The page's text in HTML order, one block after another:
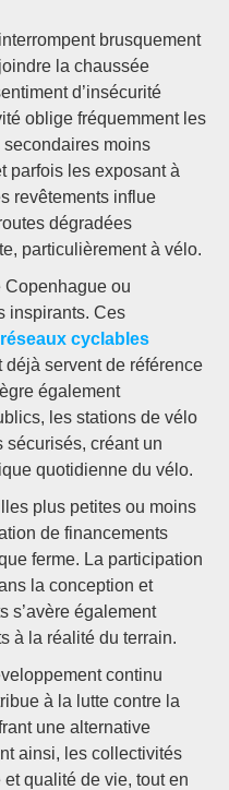
brusquement
la chaussée
d’insécurité
oblige fréquemment les
moins
parfois les exposant à
revêtements influe
dégradées
particulièrement à vélo.
Copenhague ou
inspirants. Ces
réseaux cyclables
servent de référence
également
les stations de vélo
sécurisés, créant un
quotidienne du vélo.
plus petites ou moins
de financements
ferme. La participation
la conception et
s’avère également
à la réalité du terrain.
continu
à la lutte contre la
une alternative
ainsi, les collectivités
qualité de vie, tout en